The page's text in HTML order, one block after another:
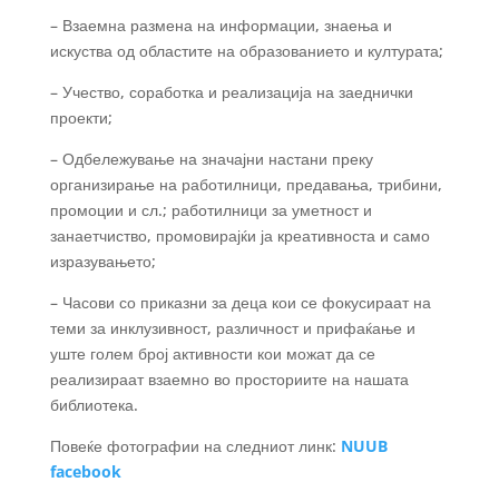
– Взаемна размена на информации, знаења и
искуства од областите на образованието и културата;
– Учество, соработка и реализација на заеднички
проекти;
– Одбележување на значајни настани преку
организирање на работилници, предавања, трибини,
промоции и сл.; работилници за уметност и
занаетчиство, промовирајќи ја креативноста и само
изразувањето;
– Часови со приказни за деца кои се фокусираат на
теми за инклузивност, различност и прифаќање и
уште голем број активности кои можат да се
реализираат взаемно во просториите на нашата
библиотека.
Повеќе фотографии на следниот линк: NUUB
facebook